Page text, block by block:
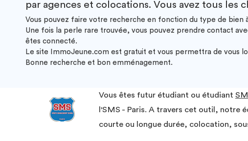
par agences et colocations. Vous avez tous les
Vous pouvez faire votre recherche en fonction du type de bien
Une fois la perle rare trouvée, vous pouvez prendre contact
êtes connecté.
Le site ImmoJeune.com est gratuit et vous permettra de vous
Bonne recherche et bon emménagement.
Vous êtes futur étudiant ou étudiant
l'SMS - Paris. A travers cet outil, notre
courte ou longue durée, colocation,